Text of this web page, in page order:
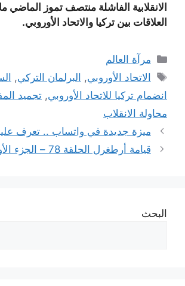
الانقلابية الفاشلة منتصف تموز الماضي
العلاقات بين تركيا والاتحاد الأوروبي.
التصنيفات
مرآة العالم
الوسوم
الاتحاد الأوروبي, البرلمان التركي,
انضمام تركيا للاتحاد الأوروبي, تجميد
محاولة الانقلاب
ميزة جديدة في واتساب .. تعرف
قيامة أرطغرل الحلقة 78 – الجزء الأول
البحث